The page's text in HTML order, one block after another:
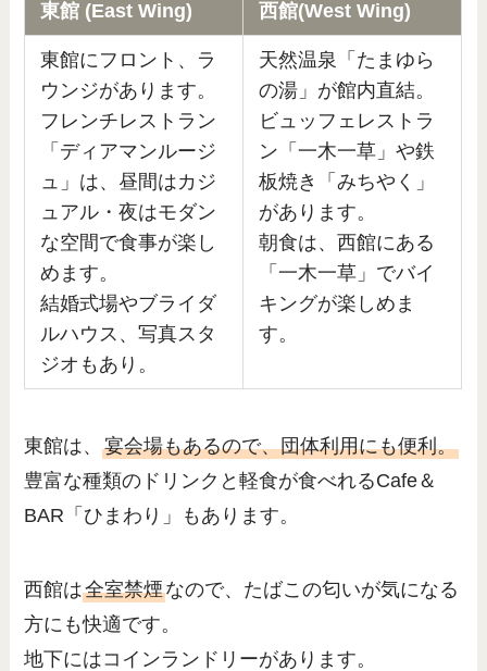
東館 (East Wing) 西館(West Wing)
東館にフロント、ラ
ウンジがあります。
フレンチレストラン
「ディアマンルージ
ュ」は、昼間はカジ
ュアル・夜はモダン
な空間で食事が楽し
めます。
結婚式場やブライダ
ルハウス、写真スタ
ジオもあり。
天然温泉「たまゆら
の湯」が館内直結。
ビュッフェレストラ
ン「一木一草」や鉄
板焼き「みちやく」
があります。
朝食は、西館にある
「一木一草」でバイ
キングが楽しめま
す。
東館は、宴会場もあるので、団体利用にも便利。
豊富な種類のドリンクと軽食が食べれるCafe＆
BAR「ひまわり」もあります。
西館は全室禁煙なので、たばこの匂いが気になる
方にも快適です。
地下にはコインランドリーがあります。